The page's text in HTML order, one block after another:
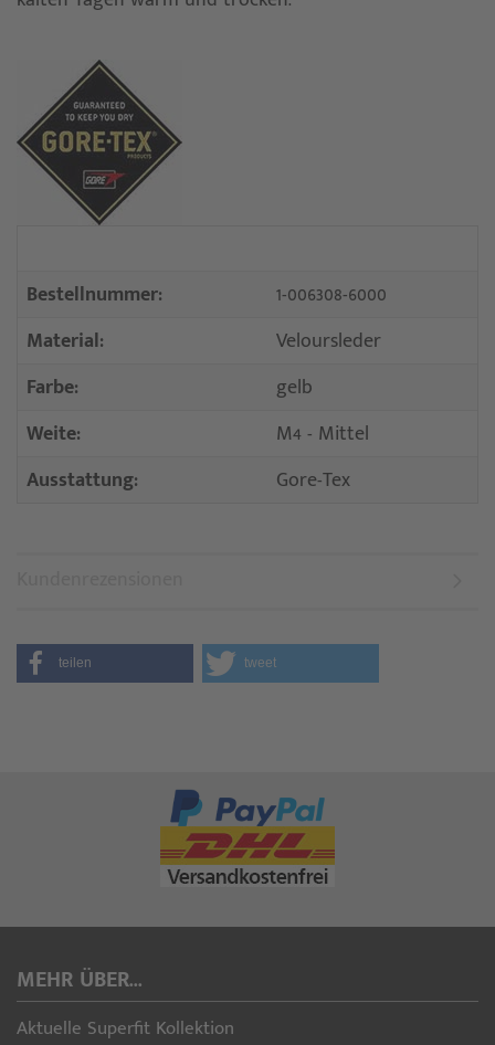
Bestellnummer:
1-006308-6000
Material:
Veloursleder
Farbe:
gelb
Weite:
M4 - Mittel
Ausstattung:
Gore-Tex
teilen tweet
MEHR ÜBER...
Aktuelle Superfit Kollektion